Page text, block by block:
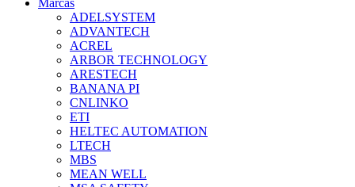
Marcas
ADELSYSTEM
ADVANTECH
ACREL
ARBOR TECHNOLOGY
ARESTECH
BANANA PI
CNLINKO
ETI
HELTEC AUTOMATION
LTECH
MBS
MEAN WELL